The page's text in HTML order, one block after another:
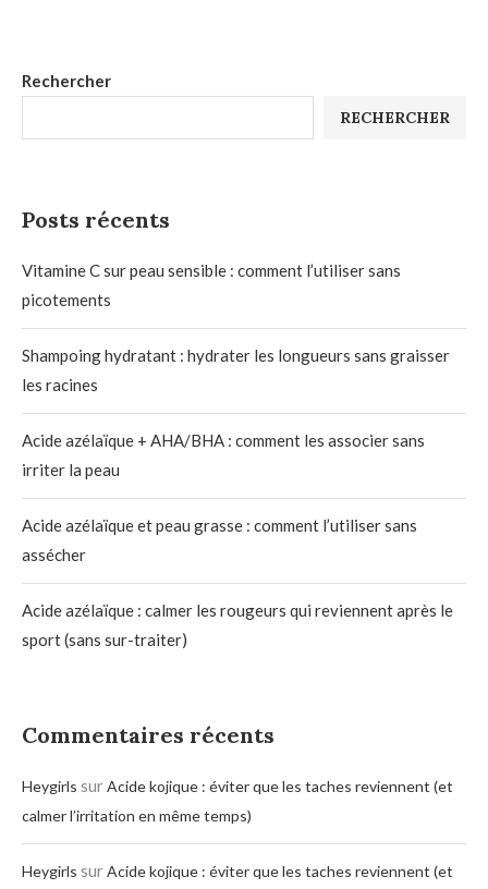
Rechercher
RECHERCHER
Posts récents
Vitamine C sur peau sensible : comment l’utiliser sans
picotements
Shampoing hydratant : hydrater les longueurs sans graisser
les racines
Acide azélaïque + AHA/BHA : comment les associer sans
irriter la peau
Acide azélaïque et peau grasse : comment l’utiliser sans
assécher
Acide azélaïque : calmer les rougeurs qui reviennent après le
sport (sans sur-traiter)
Commentaires récents
Heygirls surAcide kojique : éviter que les taches reviennent (et
calmer l’irritation en même temps)
Heygirls surAcide kojique : éviter que les taches reviennent (et